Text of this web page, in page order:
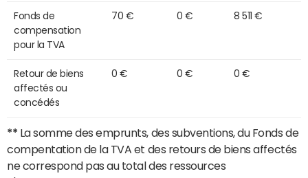
Fonds de
compensation
pour la TVA
70 € 0 € 8 511 €
Retour de biens
affectés ou
concédés
0 € 0 € 0 €
** La somme des emprunts, des subventions, du Fonds de
compentation de la TVA et des retours de biens affectés
ne correspond pas au total des ressources